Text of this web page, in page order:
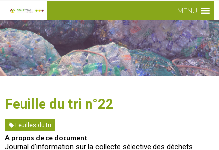
MENU
Feuille du tri n°22
Feuilles du tri
A propos de ce document
Journal d’information sur la collecte sélective des déchets